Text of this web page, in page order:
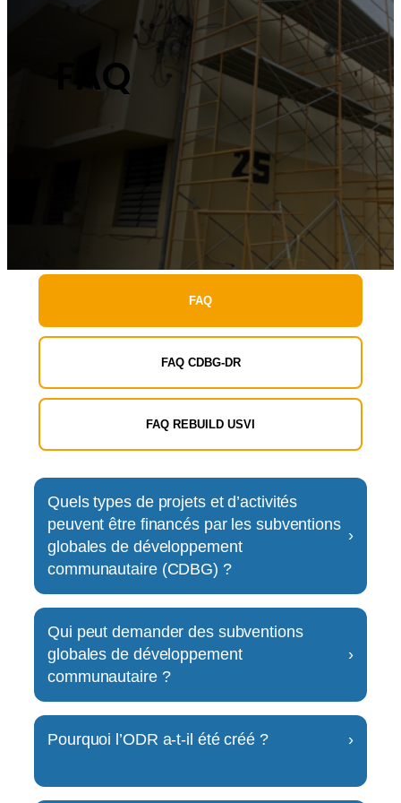
FAQ
FAQ
FAQ CDBG-DR
FAQ REBUILD USVI
Quels types de projets et d’activités
peuvent être financés par les subventions
globales de développement
communautaire (CDBG) ?
›
Pour être admissible au financement,
un projet doit inclure une ou plusieurs
des activités énumérées ci-dessous :
Acquisition de biens immobiliers en
lien avec une utilisation admissible,
telle que le développement d’une
réhabilitation ou installation
Qui peut demander des subventions
globales de développement
communautaire ?
›
Les organisations à but non lucratif
enregistrées ou confessionnelles en
peuvent postuler. Les candidats
Pourquoi l’ODR a-t-il été créé ? ›